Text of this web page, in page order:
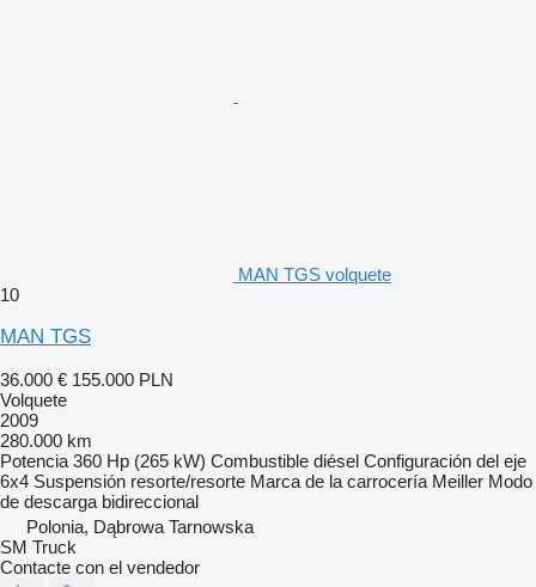
MAN TGS volquete
10
MAN TGS
36.000 € 155.000 PLN
Volquete
2009
280.000 km
Potencia 360 Hp (265 kW) Combustible diésel Configuración del eje
6x4 Suspensión resorte/resorte Marca de la carrocería Meiller Modo
de descarga bidireccional
Polonia, Dąbrowa Tarnowska
SM Truck
Contacte con el vendedor